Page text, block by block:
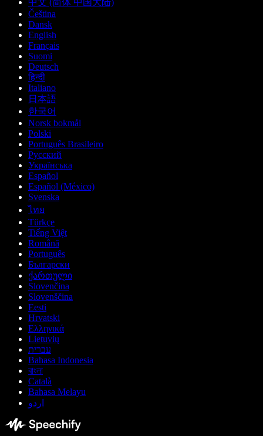
Čeština
Dansk
English
Français
Suomi
Deutsch
हिन्दी
Italiano
日本語
한국어
Norsk bokmål
Polski
Português Brasileiro
Русский
Українська
Español
Español (México)
Svenska
ไทย
Türkçe
Tiếng Việt
Română
Português
Български
ქართული
Slovenčina
Slovenščina
Eesti
Hrvatski
Ελληνικά
Lietuvių
עברית
Bahasa Indonesia
বাংলা
Català
Bahasa Melayu
اردو